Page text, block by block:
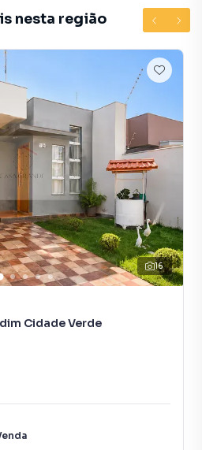
nesta região
16
Cidade Verde